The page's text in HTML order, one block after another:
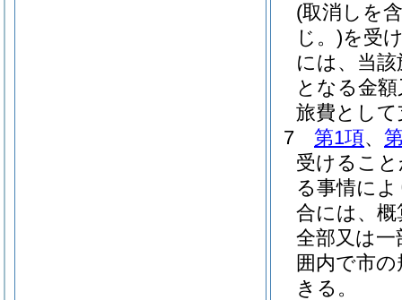
(取消しを
じ。)を受
には、当
となる金
旅費とし
7
第1項、
受けるこ
る事情に
合には、
全部又は
囲内で市
きる。